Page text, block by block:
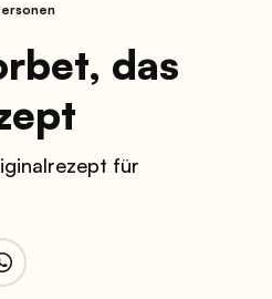
das
für